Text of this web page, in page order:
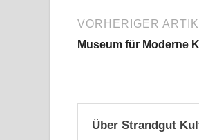
VORHERIGER
Museum für Moderne
Über Strandgut